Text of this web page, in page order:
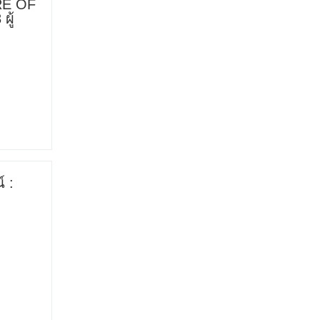
OF
ผู้
: